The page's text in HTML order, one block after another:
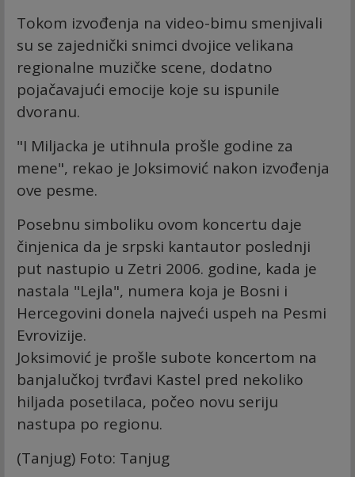
Tokom izvođenja na video-bimu smenjivali
su se zajednički snimci dvojice velikana
regionalne muzičke scene, dodatno
pojačavajući emocije koje su ispunile
dvoranu.
"I Miljacka je utihnula prošle godine za
mene", rekao je Joksimović nakon izvođenja
ove pesme.
Posebnu simboliku ovom koncertu daje
činjenica da je srpski kantautor poslednji
put nastupio u Zetri 2006. godine, kada je
nastala "Lejla", numera koja je Bosni i
Hercegovini donela najveći uspeh na Pesmi
Evrovizije.
Joksimović je prošle subote koncertom na
banjalučkoj tvrđavi Kastel pred nekoliko
hiljada posetilaca, počeo novu seriju
nastupa po regionu.
(Tanjug) Foto: Tanjug